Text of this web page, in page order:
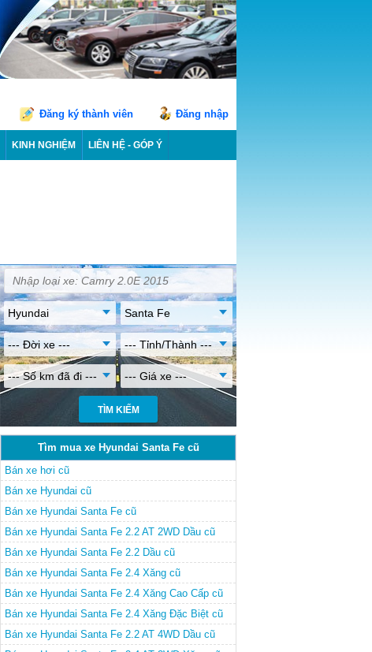
Đăng ký thành viên Đăng nhập
KINH NGHIỆM LIÊN HỆ - GÓP Ý
Hyundai Santa Fe
--- Đời xe --- --- Tỉnh/Thành ---
--- Số km đã đi --- --- Giá xe ---
Tìm mua xe Hyundai Santa Fe cũ
Bán xe hơi cũ
Bán xe Hyundai cũ
Bán xe Hyundai Santa Fe cũ
Bán xe Hyundai Santa Fe 2.2 AT 2WD Dầu cũ
Bán xe Hyundai Santa Fe 2.2 Dầu cũ
Bán xe Hyundai Santa Fe 2.4 Xăng cũ
Bán xe Hyundai Santa Fe 2.4 Xăng Cao Cấp cũ
Bán xe Hyundai Santa Fe 2.4 Xăng Đặc Biệt cũ
Bán xe Hyundai Santa Fe 2.2 AT 4WD Dầu cũ